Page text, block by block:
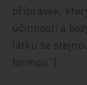
přípravek,
účinnosti a
látku se
formou“).